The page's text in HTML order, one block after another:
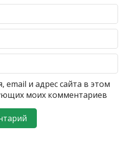
email и адрес сайта в этом
моих комментариев